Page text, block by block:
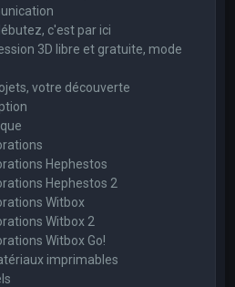
c'est par ici
3D libre et gratuite, mode
votre découverte
Hephestos
Hephestos 2
Witbox
Witbox 2
Witbox Go!
imprimables